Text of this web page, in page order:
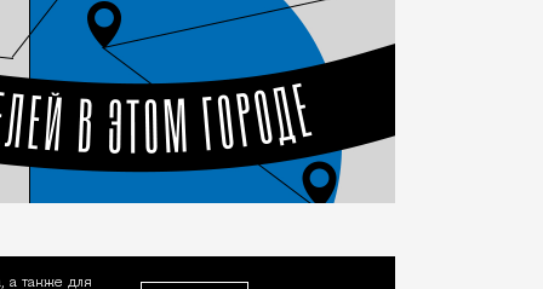
а также для